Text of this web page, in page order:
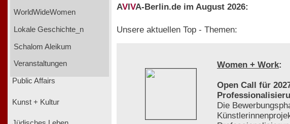
WorldWideWomen
Lokale Geschichte_n
Schalom Aleikum
Veranstaltungen
Public Affairs
Kunst + Kultur
AVIVA-Berlin.de im August 2026:
Unsere aktuellen Top - Themen:
Women + Work:
Open Call für
Die